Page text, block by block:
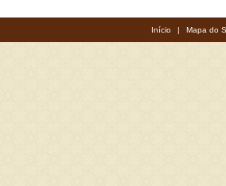
Início | Mapa do